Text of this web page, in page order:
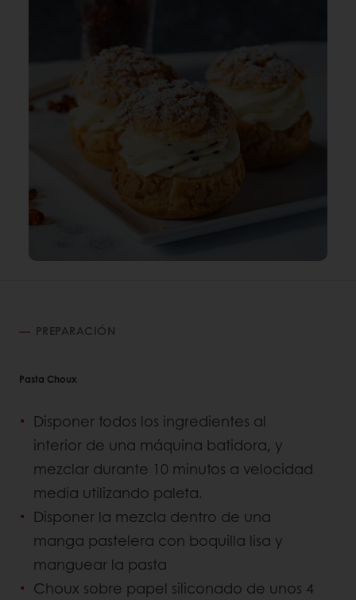
PREPARACIÓN
Pasta Choux
Disponer todos los ingredientes al
interior de una máquina batidora, y
mezclar durante 10 minutos a velocidad
media utilizando paleta.
Disponer la mezcla dentro de una
manga pastelera con boquilla lisa y
manguear la pasta
Choux sobre papel siliconado de unos 4